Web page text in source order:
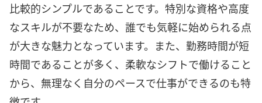
比較的シンプルであることです。特別な資格や高度
なスキルが不要なため、誰でも気軽に始められる点
が大きな魅力となっています。また、勤務時間が短
時間であることが多く、柔軟なシフトで働けること
から、無理なく自分のペースで仕事ができるのも特